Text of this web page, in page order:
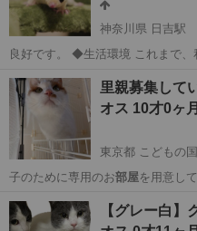
神奈川県 日吉駅
良好です。 ◆生活環境 これまで、
神奈川 横浜市 日吉駅 そ
里親募集して
オス 10才0ヶ月
東京都 こどもの
子のために専用のお部屋を用意し
東京 町田市 こどもの国駅
【グレー白